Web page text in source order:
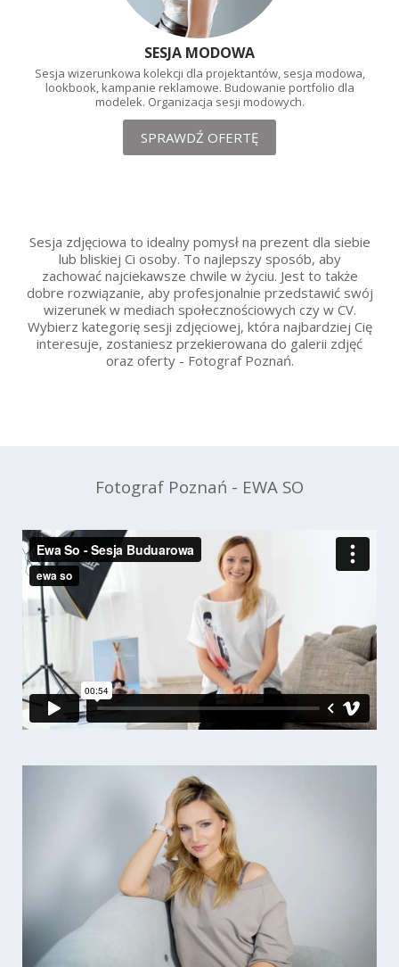
SESJA MODOWA
Sesja wizerunkowa kolekcji dla projektantów, sesja modowa,
lookbook, kampanie reklamowe. Budowanie portfolio dla
modelek. Organizacja sesji modowych.
SPRAWDŹ OFERTĘ
Sesja zdjęciowa to idealny pomysł na prezent dla siebie
lub bliskiej Ci osoby. To najlepszy sposób, aby
zachować najciekawsze chwile w życiu. Jest to także
dobre rozwiązanie, aby profesjonalnie przedstawić swój
wizerunek w mediach społecznościowych czy w CV.
Wybierz kategorię sesji zdjęciowej, która najbardziej Cię
interesuje, zostaniesz przekierowana do galerii zdjęć
oraz oferty - Fotograf Poznań.
Fotograf Poznań - EWA SO